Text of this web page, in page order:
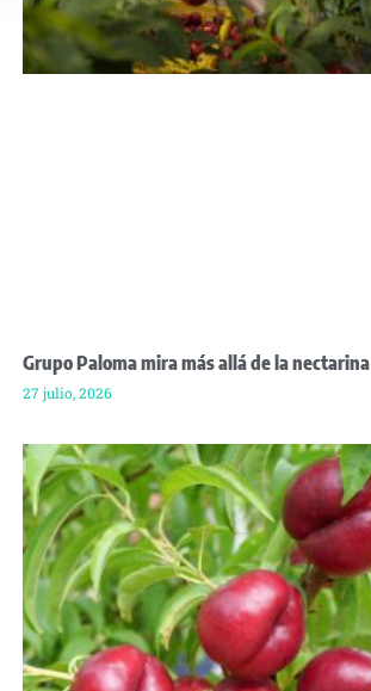
Grupo Paloma mira más allá de la nectarina
27 julio, 2026